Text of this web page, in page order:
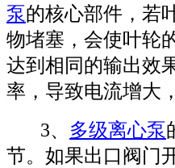
泵的核心部件，若
物堵塞，会使叶轮
达到相同的输出效
率，导致电流增大
3、 多级离心泵
节。如果出口阀门